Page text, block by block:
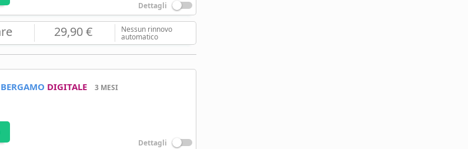
Dettagli
29,90 € Nessun rinnovo
automatico
DIGITALE 3 MESI
Dettagli